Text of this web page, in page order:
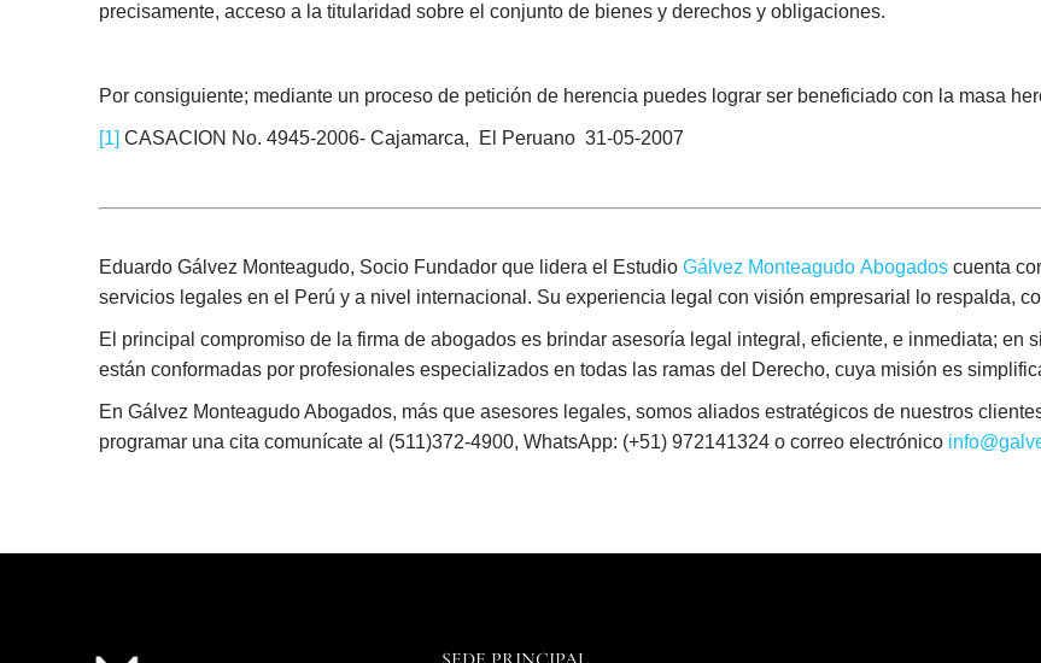
precisamente, acceso a la titularidad sobre el conjunto de bienes y derechos y obligaciones.
Por consiguiente; mediante un proceso de petición de herencia puedes lograr ser beneficiado con la masa
[1] CASACION No. 4945-2006- Cajamarca, El Peruano 31-05-2007
Eduardo Gálvez Monteagudo, Socio Fundador que lidera el Estudio Gálvez Monteagudo Abogados cuenta
servicios legales en el Perú y a nivel internacional. Su experiencia legal con visión empresarial lo respalda,
El principal compromiso de la firma de abogados es brindar asesoría legal integral, eficiente, e inmediata; en
están conformadas por profesionales especializados en todas las ramas del Derecho, cuya misión es
En Gálvez Monteagudo Abogados, más que asesores legales, somos aliados estratégicos de nuestros
programar una cita comunícate al (511)372-4900, WhatsApp: (+51) 972141324 o correo electrónico